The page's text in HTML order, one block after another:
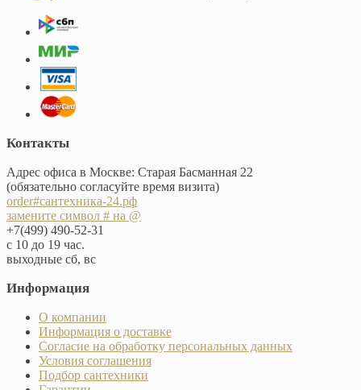
Контакты
Адрес офиса в Москве: Старая Басманная 22
(обязательно согласуйте время визита)
order#сантехника-24.рф
замените символ # на @
+7(499) 490-52-31
с 10 до 19 час.
выходные сб, вс
Информация
О компании
Информация о доставке
Согласие на обработку персональных данных
Условия соглашения
Подбор сантехники